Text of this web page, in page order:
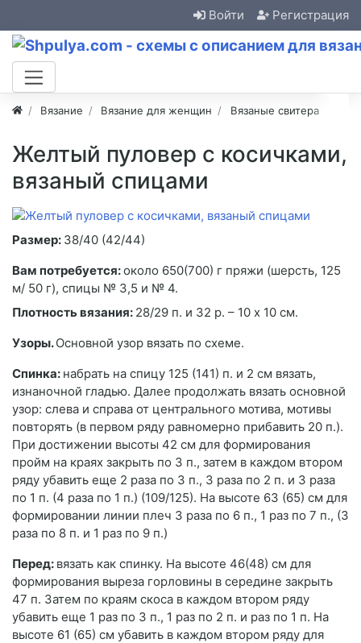
Войти Регистрация
Вязание Вязание для женщин Вязаные свитера
Желтый пуловер с косичками,
вязаный спицами
Размер: 38/40 (42/44)
Вам потребуется:около 650(700) г пряжи (шерсть, 125
м/ 50 г), спицы № 3,5 и № 4.
Плотность вязания: 28/29 п. и 32 р. – 10 х 10 см.
Узоры.Основной узор вязать по схеме.
Спинка: набрать на спицу 125 (141) п. и 2 см вязать,
изнаночной гладью. Далее продолжать вязать основной
узор: слева и справа от центрального мотива, мотивы
повторять (в первом ряду равномерно прибавить 20 п.).
При достижении высоты 42 см для формирования
пройм на краях закрыть по 3 п., затем в каждом втором
ряду убавить еще 2 раза по 3 п., 3 раза по 2 п. и 3 раза
по 1 п. (4 раза по 1 п.) (109/125). На высоте 63 (65) см для
формировании линии плеч 3 раза по 6 п., 1 раз по 7 п., (3
раза по 8 п. и 1 раз по 9 п.)
Перед: вязать как спинку. На высоте 46(48) см для
формирования выреза горловины в середине закрыть
47 п. Затем по краям скоса в каждом втором ряду
убавить еще 1 раз по 3 п., 1 раз по 2 п. и раз по 1 п. На
высоте 61 (65) см убавить в каждом втором ряду для